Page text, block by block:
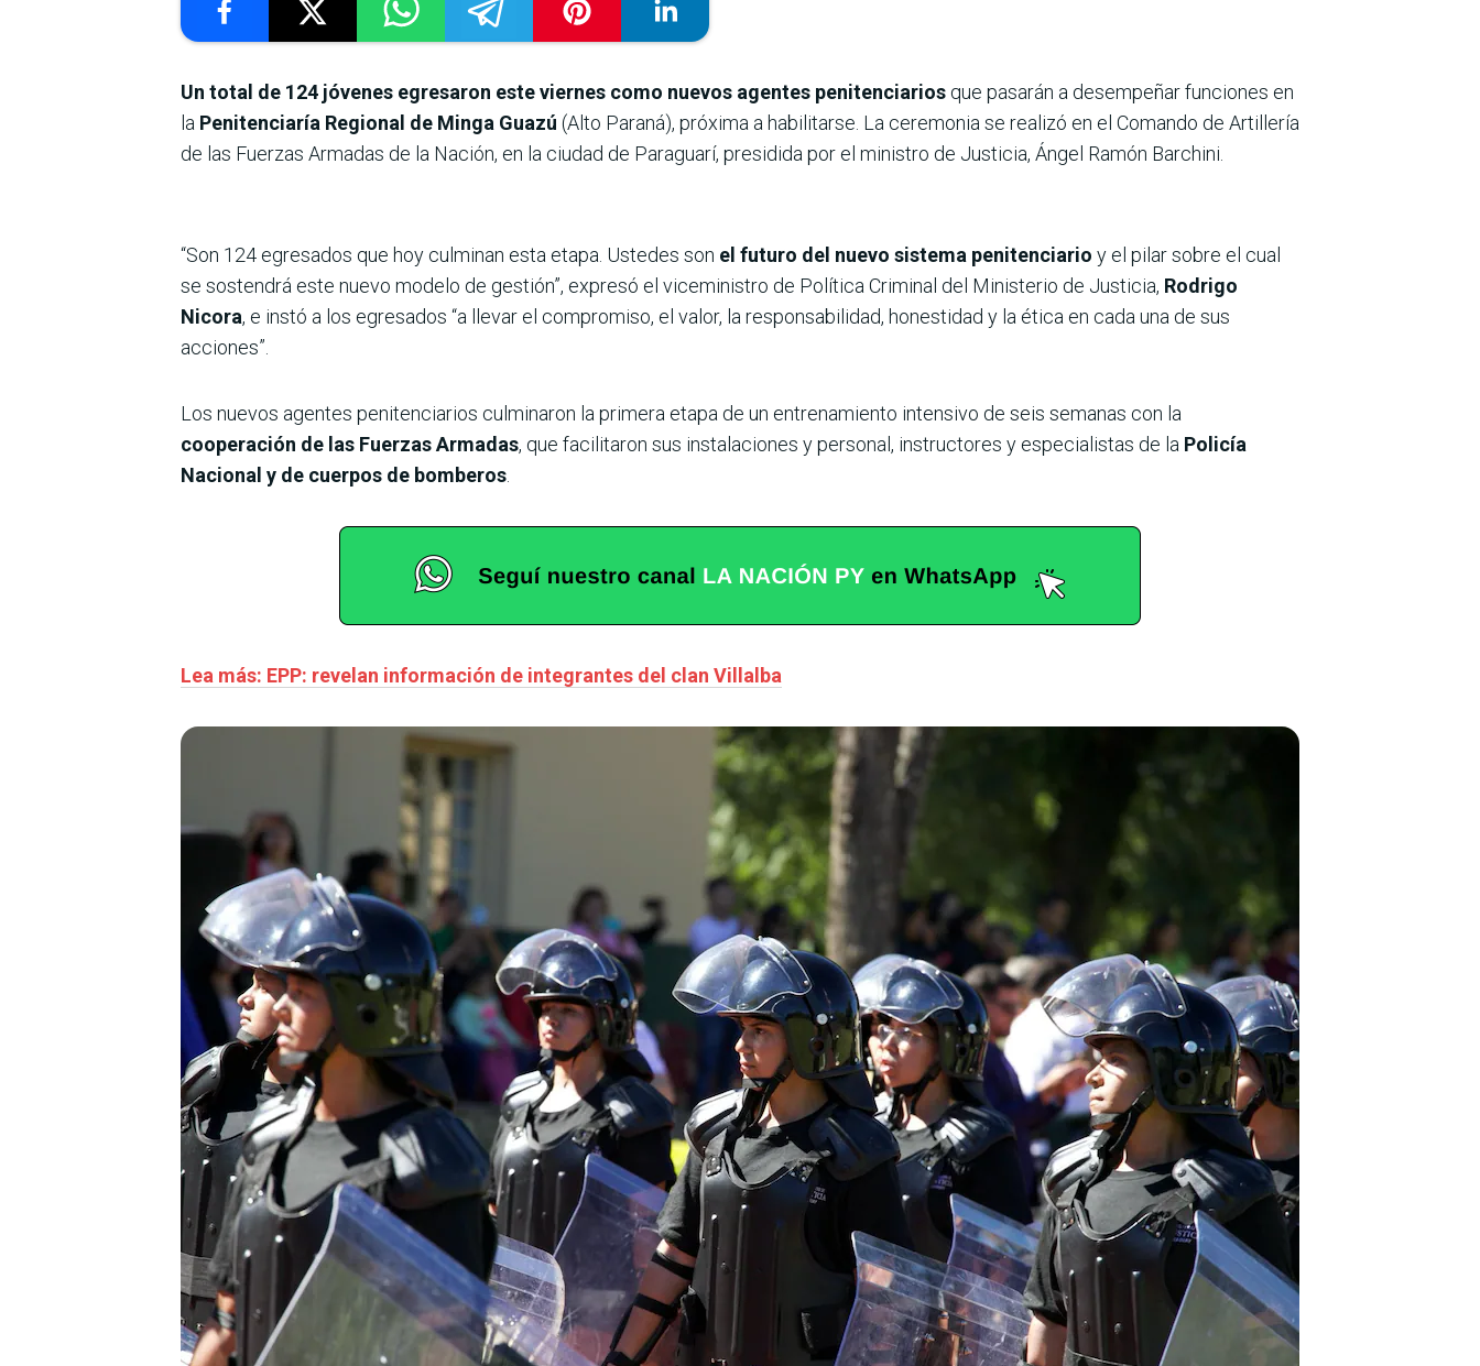
Un total de 124 jóvenes egresaron este viernes como nuevos agentes penitenciarios que pasarán a desempeñar funciones en
la Penitenciaría Regional de Minga Guazú (Alto Paraná), próxima a habilitarse. La ceremonia se realizó en el Comando de Artillería
de las Fuerzas Armadas de la Nación, en la ciudad de Paraguarí, presidida por el ministro de Justicia, Ángel Ramón Barchini.
“Son 124 egresados que hoy culminan esta etapa. Ustedes son el futuro del nuevo sistema penitenciario y el pilar sobre el cual
se sostendrá este nuevo modelo de gestión”, expresó el viceministro de Política Criminal del Ministerio de Justicia, Rodrigo
Nicora, e instó a los egresados “a llevar el compromiso, el valor, la responsabilidad, honestidad y la ética en cada una de sus
acciones”.
Los nuevos agentes penitenciarios culminaron la primera etapa de un entrenamiento intensivo de seis semanas con la
cooperación de las Fuerzas Armadas, que facilitaron sus instalaciones y personal, instructores y especialistas de la Policía
Nacional y de cuerpos de bomberos
Lea más: EPP: revelan información de integrantes del clan Villalba